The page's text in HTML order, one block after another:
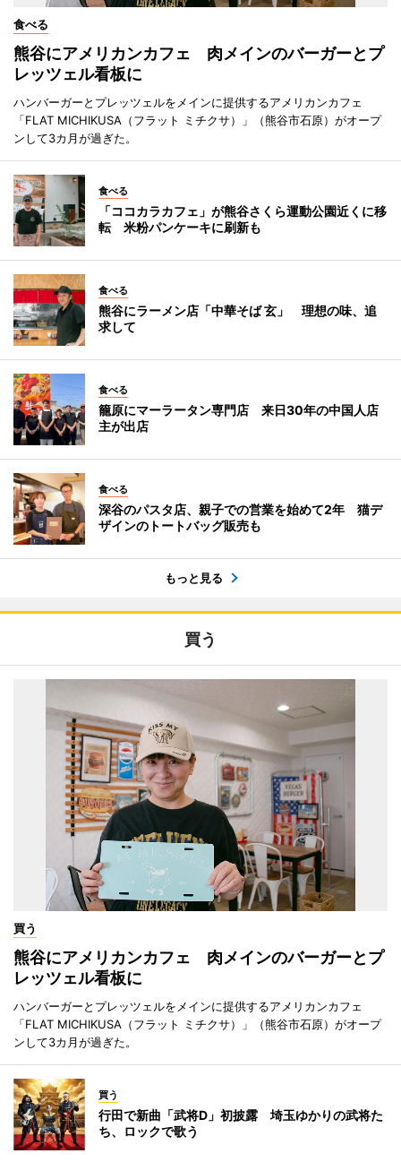
食べる
熊谷にアメリカンカフェ 肉メインのバーガーとプ
レッツェル看板に
ハンバーガーとプレッツェルをメインに提供するアメリカンカフェ
「FLAT MICHIKUSA（フラット ミチクサ）」（熊谷市石原）がオープ
ンして3カ月が過ぎた。
食べる
「ココカラカフェ」が熊谷さくら運動公園近くに移
転 米粉パンケーキに刷新も
食べる
熊谷にラーメン店「中華そば 玄」 理想の味、追
求して
食べる
籠原にマーラータン専門店 来日30年の中国人店
主が出店
食べる
深谷のパスタ店、親子での営業を始めて2年 猫デ
ザインのトートバッグ販売も
もっと見る
買う
買う
熊谷にアメリカンカフェ 肉メインのバーガーとプ
レッツェル看板に
ハンバーガーとプレッツェルをメインに提供するアメリカンカフェ
「FLAT MICHIKUSA（フラット ミチクサ）」（熊谷市石原）がオープ
ンして3カ月が過ぎた。
買う
行田で新曲「武将D」初披露 埼玉ゆかりの武将た
ち、ロックで歌う